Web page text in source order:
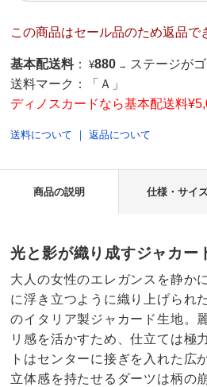
この商品はセール品のため返品で
基本配送料 ： ¥880 → ステージが
送料マーク：
「Ａ」
ディノスカードなら基本配送料
送料について ｜返品について
商品の説明 仕様・サイ
光と影が織り成すジャカー
大人の女性のエレガンスを静か
に浮き立つように織り上げられ
のイタリア製ジャカード生地。
リ感を活かすため、仕立ては極
トはセンターに接ぎを入れた広
立体感を持たせるダーツは柄の